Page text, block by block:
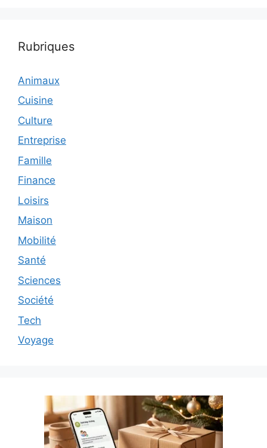
Rubriques
Animaux
Cuisine
Culture
Entreprise
Famille
Finance
Loisirs
Maison
Mobilité
Santé
Sciences
Société
Tech
Voyage